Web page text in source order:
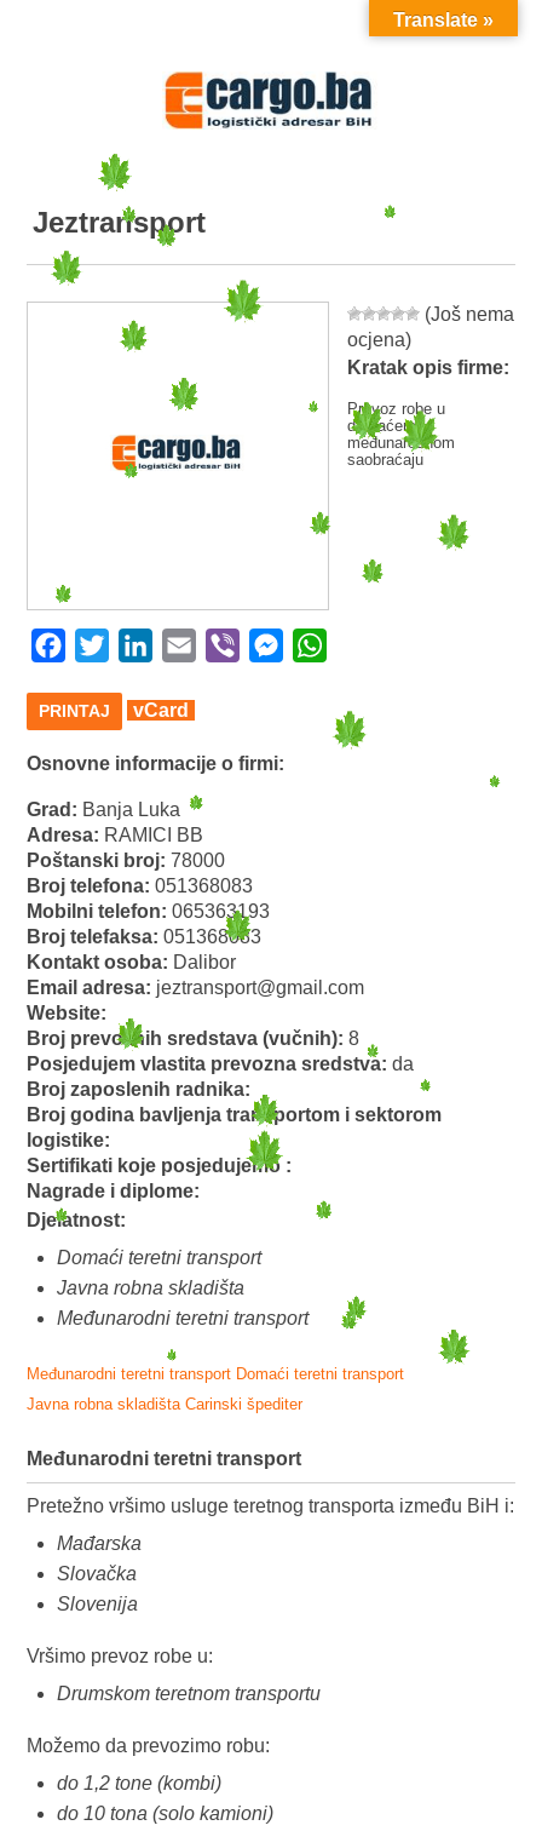
MENU
Jeztransport
(Još nema
ocjena)
Kratak opis firme:
Prevoz robe u
domaćem i
međunarodnom
saobraćaju
Facebook
Twitter LinkedIn
Email Viber Messenger
PRINTAJ vCard
Osnovne informacije o firmi:
Grad: Banja Luka
Adresa: RAMICI BB
Poštanski broj:78000
Broj telefona:051368083
Mobilni telefon:065363193
Broj telefaksa:051368083
Kontakt osoba: Dalibor
Email adresa: jeztransport@gmail.com
Website:
Broj prevoznih sredstava (vučnih):8
Posjedujem vlastita prevozna sredstva:da
Broj zaposlenih radnika:
Broj godina bavljenja transportom i sektorom
logistike:
Sertifikati koje posjedujemo :
Nagrade i diplome:
Djelatnost:
Domaći teretni transport
Javna robna skladišta
Međunarodni teretni transport
Međunarodni teretni transport Domaći teretni transport
Javna robna skladišta Carinski špediter
Međunarodni teretni transport
Pretežno vršimo usluge teretnog transporta između BiH i:
Mađarska
Slovačka
Slovenija
Vršimo prevoz robe u:
Drumskom teretnom transportu
Možemo da prevozimo robu:
do 1,2 tone (kombi)
do 10 tona (solo kamioni)
Translate »